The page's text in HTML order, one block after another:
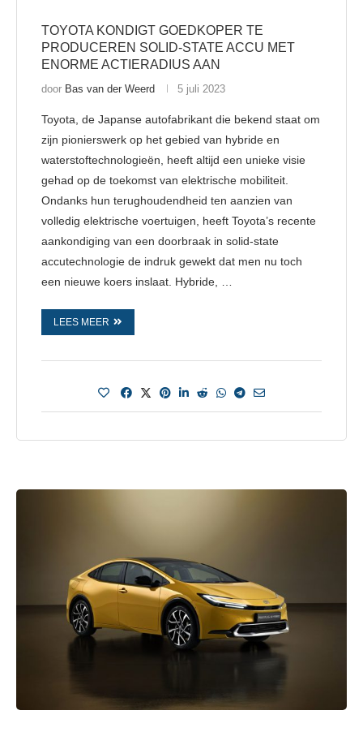
TOYOTA KONDIGT GOEDKOPER TE
PRODUCEREN SOLID-STATE ACCU MET
ENORME ACTIERADIUS AAN
door Bas van der Weerd 5 juli 2023
Toyota, de Japanse autofabrikant die bekend staat om
zijn pionierswerk op het gebied van hybride en
waterstoftechnologieën, heeft altijd een unieke visie
gehad op de toekomst van elektrische mobiliteit.
Ondanks hun terughoudendheid ten aanzien van
volledig elektrische voertuigen, heeft Toyota’s recente
aankondiging van een doorbraak in solid-state
accutechnologie de indruk gewekt dat men nu toch
een nieuwe koers inslaat. Hybride, …
LEES MEER